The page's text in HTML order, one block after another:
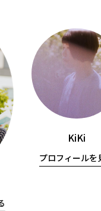
KiKi
プロフィールを